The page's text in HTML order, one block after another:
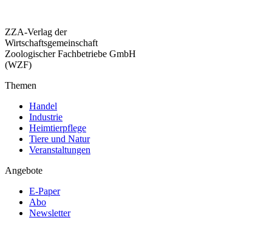
ZZA-Verlag der
Wirtschaftsgemeinschaft
Zoologischer Fachbetriebe GmbH
(WZF)
Themen
Handel
Industrie
Heimtierpflege
Tiere und Natur
Veranstaltungen
Angebote
E-Paper
Abo
Newsletter